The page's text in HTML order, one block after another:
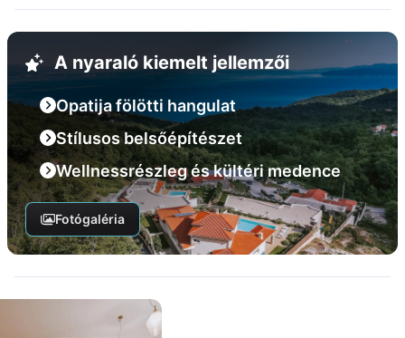
A nyaraló kiemelt jellemzői
Opatija fölötti hangulat
Stílusos belsőépítészet
Wellnessrészleg és kültéri medence
Fotógaléria